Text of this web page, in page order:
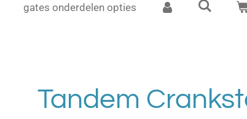
gates onderdelen opties
Tandem